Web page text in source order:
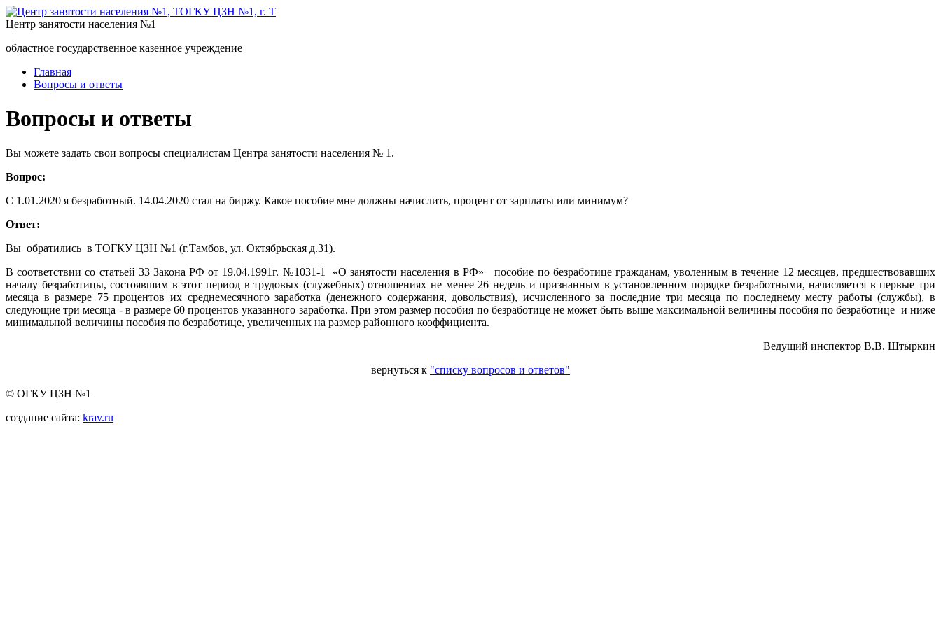
Центр занятости населения №1
областное государственное казенное учреждение
Главная
Вопросы и ответы
Вопросы и ответы
Вы можете задать свои вопросы специалистам Центра занятости населения № 1.
Вопрос:
С 1.01.2020 я безработный. 14.04.2020 стал на биржу. Какое пособие мне должны начислить, процент от зарплаты или минимум?
Ответ:
Вы обратились в ТОГКУ ЦЗН №1 (г.Тамбов, ул. Октябрьская д.31).
В соответствии со статьей 33 Закона РФ от 19.04.1991г. №1031-1 «О занятости населения в РФ» пособие по безработице гражданам, уволенным в течение 12 месяцев, предшествовавших
началу безработицы, состоявшим в этот период в трудовых (служебных) отношениях не менее 26 недель и признанным в установленном порядке безработными, начисляется в первые три
месяца в размере 75 процентов их среднемесячного заработка (денежного содержания, довольствия), исчисленного за последние три месяца по последнему месту работы (службы), в
следующие три месяца - в размере 60 процентов указанного заработка. При этом размер пособия по безработице не может быть выше максимальной величины пособия по безработице и ниже
минимальной величины пособия по безработице, увеличенных на размер районного коэффициента.
Ведущий инспектор В.В. Штыркин
вернуться к "списку вопросов и ответов"
© ОГКУ ЦЗН №1
создание сайта: krav.ru